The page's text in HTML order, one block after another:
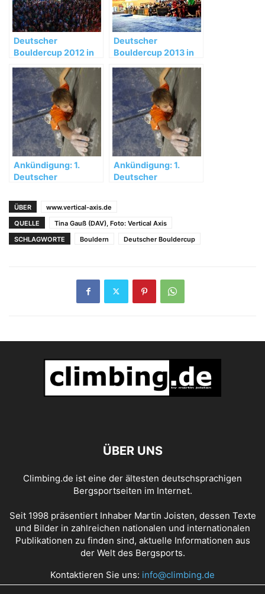
Deutscher
Bouldercup 2012 in
mit Überraschungen
Deutscher
Bouldercup 2013 in
Retschy und Thomas
Tauporn gewinnen
Ankündigung: 1.
Deutscher
ISPO MUNICH 13
Ankündigung: 1.
Deutscher
ÜBER
www.vertical-axis.de
QUELLE
Tina Gauß (DAV), Foto: Vertical Axis
SCHLAGWORTE
Bouldern Deutscher Bouldercup
ÜBER UNS
Climbing.de ist eine der ältesten deutschsprachigen
Bergsportseiten im Internet.
Seit 1998 präsentiert Inhaber Martin Joisten, dessen Texte
und Bilder in zahlreichen nationalen und internationalen
Publikationen zu finden sind, aktuelle Informationen aus
der Welt des Bergsports.
Kontaktieren Sie uns: info@climbing.de